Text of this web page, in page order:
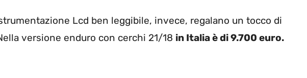
Lcd ben leggibile, invece, regalano un tocco di
versione enduro con cerchi 21/18 in Italia è di 9.700 euro.